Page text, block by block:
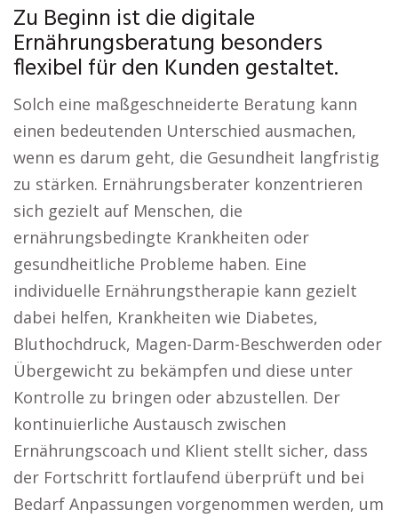
Zu Beginn ist die digitale
Ernährungsberatung besonders
flexibel für den Kunden gestaltet.
Solch eine maßgeschneiderte Beratung kann
einen bedeutenden Unterschied ausmachen,
wenn es darum geht, die Gesundheit langfristig
zu stärken. Ernährungsberater konzentrieren
sich gezielt auf Menschen, die
ernährungsbedingte Krankheiten oder
gesundheitliche Probleme haben. Eine
individuelle Ernährungstherapie kann gezielt
dabei helfen, Krankheiten wie Diabetes,
Bluthochdruck, Magen-Darm-Beschwerden oder
Übergewicht zu bekämpfen und diese unter
Kontrolle zu bringen oder abzustellen. Der
kontinuierliche Austausch zwischen
Ernährungscoach und Klient stellt sicher, dass
der Fortschritt fortlaufend überprüft und bei
Bedarf Anpassungen vorgenommen werden, um